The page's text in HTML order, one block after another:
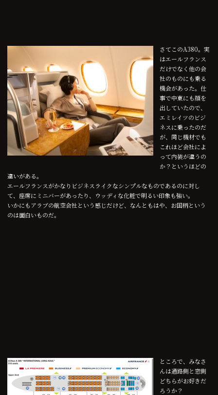
さてこのA380。実
はエールフランス
だけでなく他の会
社のものにも乗る
機会があった。仕
事で中東にも顔を
出していたので、
エミレイツのビジ
ネスに乗ったのだ
が、同じ機材でも
これほど会社によ
って内装が違うの
か？というほどの
違いがある。
エールフランスがかなりビジネスライクなシンプルなものであるのに対し
て、座席にミニバーがあったり、ウッディな化粧で明るい印象も強い。
いかにもアラブの航空会社という感じだけど、なんともはや、お国柄という
のは面白いものだ。
ところで、みなさ
んは通路側と窓側
どちらがお好きだ
ろうか？